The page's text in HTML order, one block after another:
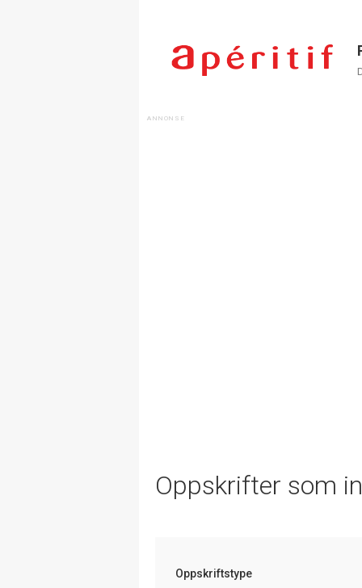
Oppskrifter som
Oppskriftstype